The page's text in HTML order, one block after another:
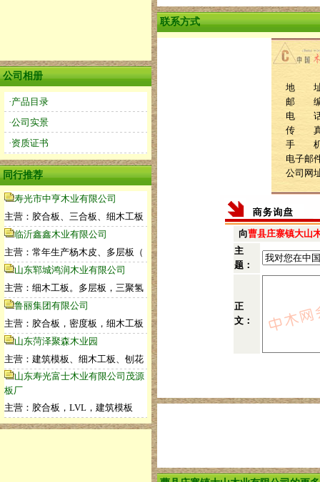
公司相册
·产品目录
·公司实景
·资质证书
同行推荐
寿光市中亨木业有限公司
主营：胶合板、三合板、细木工板
临沂鑫鑫木业有限公司
主营：常年生产杨木皮、多层板（
山东郓城鸿润木业有限公司
主营：细木工板。多层板，三聚氢
鲁丽集团有限公司
主营：胶合板，密度板，细木工板
山东菏泽聚森木业园
主营：建筑模板、细木工板、刨花
山东寿光富士木业有限公司茂源
板厂
主营：胶合板，LVL，建筑模板
联系方式
地 址
邮 编
电 话
传 真
手 机
电子邮
公司网
向曹县庄寨镇大山
主
题：
正
文：